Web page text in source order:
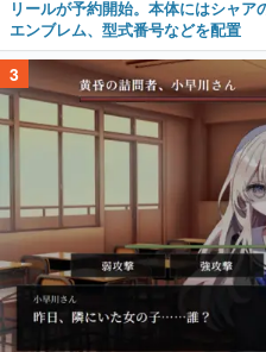
「パリィ」や「ローリング」で女の
『小早川さんはソウルライク』無料
DIED」